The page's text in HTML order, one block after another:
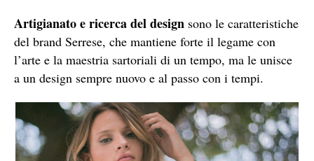
Artigianato e ricerca del design sono le caratteristiche
del brand Serrese, che mantiene forte il legame con
l’arte e la maestria sartoriali di un tempo, ma le unisce
a un design sempre nuovo e al passo con i tempi.